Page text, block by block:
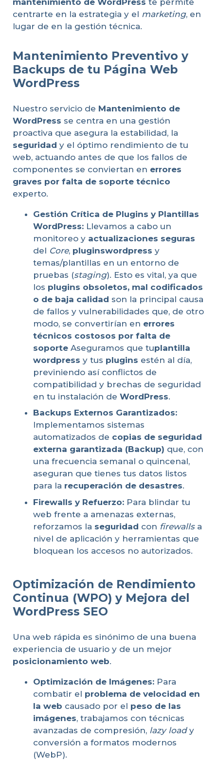
mantenimiento de WordPress te permite
centrarte en la estrategia y el marketing, en
lugar de en la gestión técnica.
Mantenimiento Preventivo y
Backups de tu Página Web
WordPress
Nuestro servicio de Mantenimiento de
WordPress se centra en una gestión
proactiva que asegura la estabilidad, la
seguridad y el óptimo rendimiento de tu
web, actuando antes de que los fallos de
componentes se conviertan en errores
graves por falta de soporte técnico
experto.
Gestión Crítica de Plugins y Plantillas
WordPress: Llevamos a cabo un
monitoreo y actualizaciones seguras
del Core, pluginswordpress y
temas/plantillas en un entorno de
pruebas (staging). Esto es vital, ya que
los plugins obsoletos, mal codificados
o de baja calidad son la principal causa
de fallos y vulnerabilidades que, de otro
modo, se convertirían en errores
técnicos costosos por falta de
soporte Aseguramos que tuplantilla
wordpress y tus plugins estén al día,
previniendo así conflictos de
compatibilidad y brechas de seguridad
en tu instalación de WordPress.
Backups Externos Garantizados:
Implementamos sistemas
automatizados de copias de seguridad
externa garantizada (Backup) que, con
una frecuencia semanal o quincenal,
aseguran que tienes tus datos listos
para la recuperación de desastres.
Firewalls y Refuerzo: Para blindar tu
web frente a amenazas externas,
reforzamos la seguridad con firewallsa
nivel de aplicación y herramientas que
bloquean los accesos no autorizados.
Optimización de Rendimiento
Continua (WPO) y Mejora del
WordPress SEO
Una web rápida es sinónimo de una buena
experiencia de usuario y de un mejor
posicionamiento web.
Optimización de Imágenes: Para
combatir el problema de velocidad en
la web causado por el peso de las
imágenes, trabajamos con técnicas
avanzadas de compresión, lazy loady
conversión a formatos modernos
(WebP).